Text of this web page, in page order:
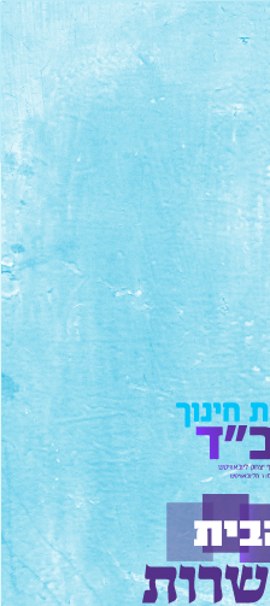
באתר. ניתן למחוק או לערוך